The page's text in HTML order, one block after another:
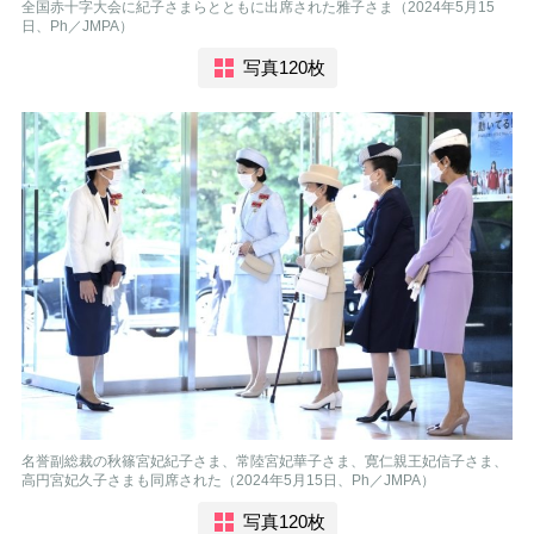
全国赤十字大会に紀子さまらとともに出席された雅子さま（2024年5月15
日、Ph／JMPA）
写真120枚
名誉副総裁の秋篠宮妃紀子さま、常陸宮妃華子さま、寛仁親王妃信子さま、
高円宮妃久子さまも同席された（2024年5月15日、Ph／JMPA）
写真120枚